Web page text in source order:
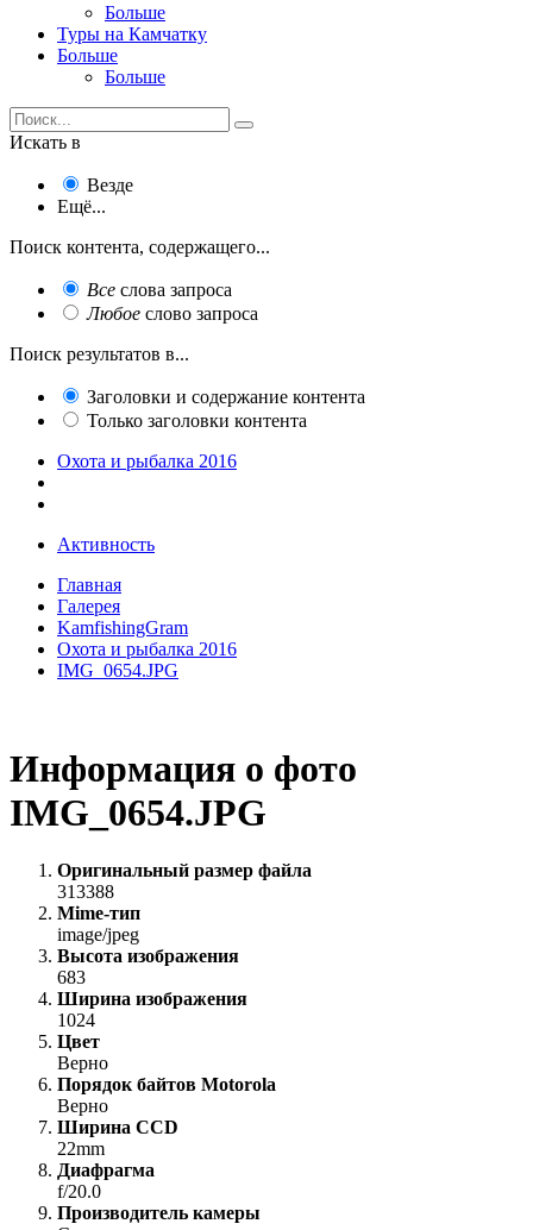
Больше
Туры на Камчатку
Больше
Больше
Искать в
Везде
Ещё...
Поиск контента, содержащего...
Все слова запроса
Любое слово запроса
Поиск результатов в...
Заголовки и содержание контента
Только заголовки контента
Охота и рыбалка 2016
Активность
Главная
Галерея
KamfishingGram
Охота и рыбалка 2016
IMG_0654.JPG
Информация о фото
IMG_0654.JPG
Оригинальный размер файла
313388
Mime-тип
image/jpeg
Высота изображения
683
Ширина изображения
1024
Цвет
Верно
Порядок байтов Motorola
Верно
Ширина CCD
22mm
Диафрагма
f/20.0
Производитель камеры